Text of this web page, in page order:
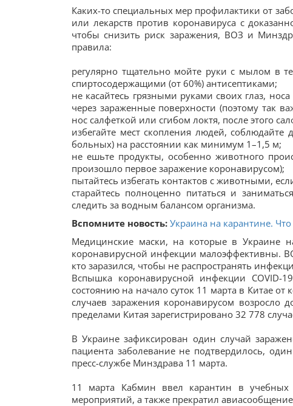
Каких-то специальных мер профилактики от
или лекарств против коронавируса с
чтобы снизить риск заражения, ВОЗ и
правила:
регулярно тщательно мойте руки с мылом в
спиртосодержащими (от 60%) антисептиками;
не касайтесь грязными руками своих глаз,
через зараженные поверхности (поэтому так
нос салфеткой или сгибом локтя, после этого
избегайте мест скопления людей,
больных) на расстоянии как минимум 1–1,5 м;
не ешьте продукты, особенно животного
произошло первое заражение коронавирусом);
пытайтесь избегать контактов с животными,
старайтесь полноценно питаться и
следить за водным балансом организма.
Вспомните новость: Украина на карантине. Что
Медицинские маски, на которые в Украине
коронавирусной инфекции малоэффективны.
кто заразился, чтобы не распространять
Вспышка коронавирусной инфекции COVID-
состоянию на начало суток 11 марта в Китае
случаев заражения коронавирусом
пределами Китая зарегистрировано 32 778
В Украине зафиксирован один случай
пациента заболевание не подтвердилось,
пресс-службе Минздрава 11 марта.
11 марта Кабмин ввел карантин в учебных
мероприятий, а также прекратил